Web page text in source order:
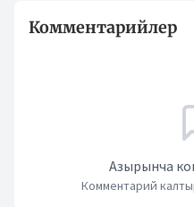
Комментарийлер
Азырынча
Комментарий